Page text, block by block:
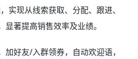
实现从线索获取、分配、跟进、
著提高销售效率及业绩。
加好友/入群领券，自动欢迎语，